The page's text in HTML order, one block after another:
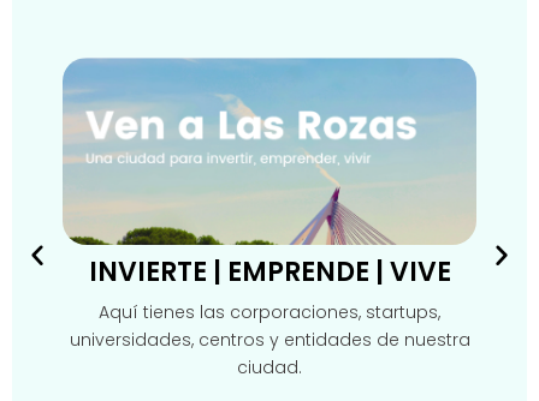
INVIERTE | EMPRENDE | VIVE
Aquí tienes las corporaciones, startups,
universidades, centros y entidades de nuestra
ciudad.